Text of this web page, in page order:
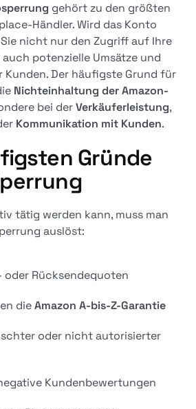
gehört zu den größten
Händler. Wird das Konto
nicht nur den Zugriff auf Ihre
potenzielle Umsätze und
Kunden. Der häufigste Grund für
Nichteinhaltung der Amazon-
bei derVerkäuferleistung,
Kommunikation mit Kunden.
Gründe
tätig werden kann, muss man
auslöst:
oder Rücksendequoten
dieAmazon A-bis-Z-Garantie
oder nicht autorisierter
Kundenbewertungen